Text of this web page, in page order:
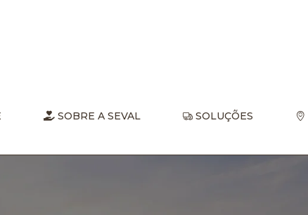
SOBRE A SEVAL SOLUÇÕES